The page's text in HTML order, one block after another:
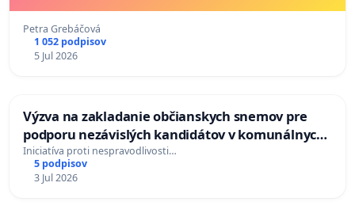
Petra Grebáčová
1 052 podpisov
5 Jul 2026
Výzva na zakladanie občianskych snemov pre
podporu nezávislých kandidátov v komunálnych
voľbách 2026 na Slovensku
Iniciatíva proti nespravodlivosti…
5 podpisov
3 Jul 2026